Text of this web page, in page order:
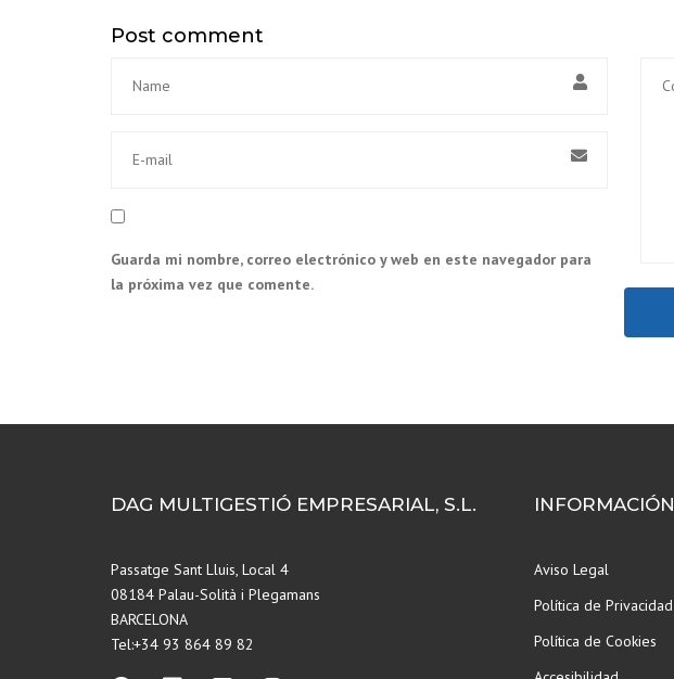
Post comment
Guarda mi nombre, correo electrónico y web en este navegador para
la próxima vez que comente.
DAG MULTIGESTIÓ EMPRESARIAL, S.L.
Passatge Sant Lluis, Local 4
08184 Palau-Solità i Plegamans
BARCELONA
Tel:+34 93 864 89 82
INFORMACIÓN
Aviso Legal
Política de Privacidad
Política de Cookies